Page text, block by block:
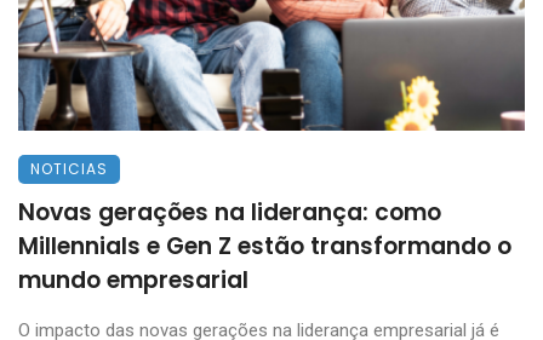
NOTICIAS
Novas gerações na liderança: como
Millennials e Gen Z estão transformando o
mundo empresarial
O impacto das novas gerações na liderança empresarial já é